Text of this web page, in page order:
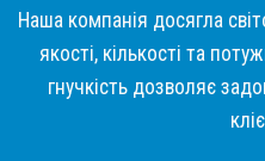
Наша компанія досягла
якості, кількості та
гнучкість дозволяє